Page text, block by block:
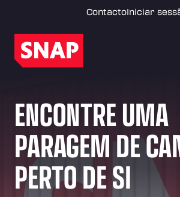
ContactoIniciar
ENCONTRE UMA
PARAGEM DE
PERTO DE SI